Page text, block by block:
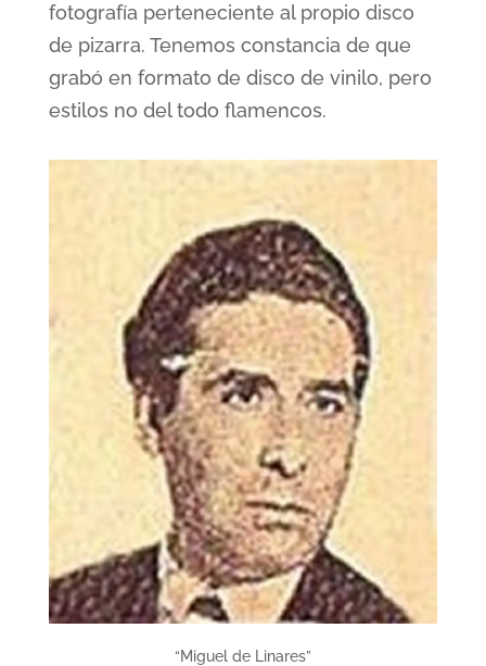
fotografía perteneciente al propio disco
de pizarra. Tenemos constancia de que
grabó en formato de disco de vinilo, pero
estilos no del todo flamencos.
“Miguel de Linares”